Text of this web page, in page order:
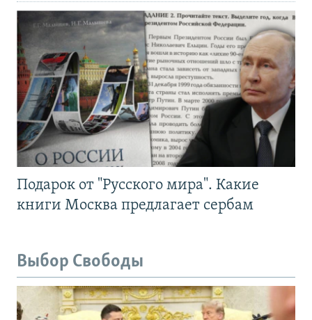
Подарок от "Русского мира". Какие
книги Москва предлагает сербам
Выбор Свободы